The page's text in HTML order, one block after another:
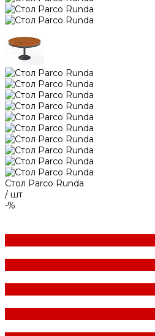
Стол Parco Runda
/ шт
-%